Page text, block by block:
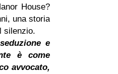
House?
una storia
silenzio.
e
è come
avvocato,